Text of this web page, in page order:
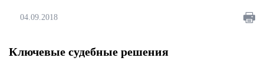
Italiano
04.09.2018
Ключевые судебные решения